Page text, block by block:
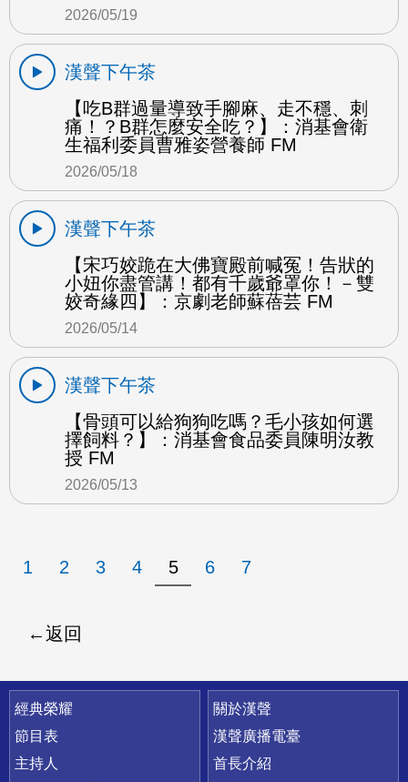
2026/05/19
漢聲下午茶
【吃B群過量導致手腳麻、走不穩、刺
痛！？B群怎麼安全吃？】：消基會衛
生福利委員曹雅姿營養師 FM
2026/05/18
漢聲下午茶
【宋巧姣跪在大佛寶殿前喊冤！告狀的
小妞你盡管講！都有千歲爺罩你！－雙
姣奇緣四】：京劇老師蘇蓓芸 FM
2026/05/14
漢聲下午茶
【骨頭可以給狗狗吃嗎？毛小孩如何選
擇飼料？】：消基會食品委員陳明汝教
授 FM
2026/05/13
1 2 3 4 5 6 7
返回
快速連結
經典榮耀
節目表
主持人
關於漢聲
漢聲廣播電臺
首長介紹